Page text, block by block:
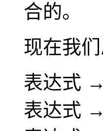
合的。
现在我
表达式
表达式